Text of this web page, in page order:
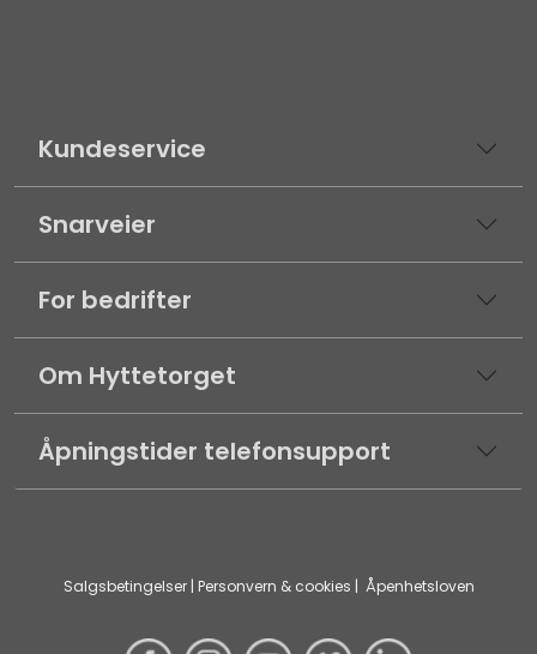
Kundeservice
Snarveier
For bedrifter
Om Hyttetorget
Åpningstider telefonsupport
Salgsbetingelser| Personvern & cookies | Åpenhetsloven